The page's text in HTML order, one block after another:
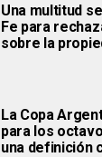
Una multitud
Fe para
sobre la
La Copa
para los
una definición